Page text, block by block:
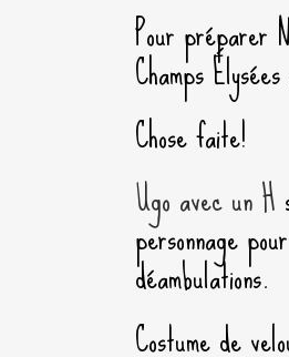
Pour préparer
Champs
Chose faite!
Ugo avec un H
personnage
déambulations.
Costume de